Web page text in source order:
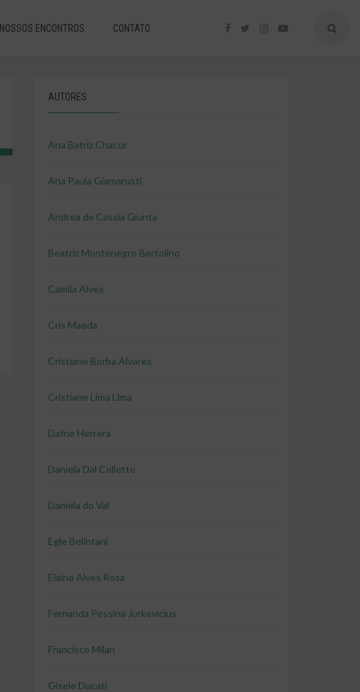
NOSSOS ENCONTROS CONTATO
AUTORES
Ana Batriz Chacur
Ana Paula Giamarusti
Andrea de Cassia Giunta
Beatriz Montenegro Bertolino
Camila Alves
Cris Maeda
Cristiane Borba Alvares
Cristiane Lima Lima
Dafne Herrera
Daniela Dal Colletto
Daniela do Val
Egle Belintani
Elaine Alves Rosa
Fernanda Pessina Jurkevicius
Francisco Milan
Gisele Ducati